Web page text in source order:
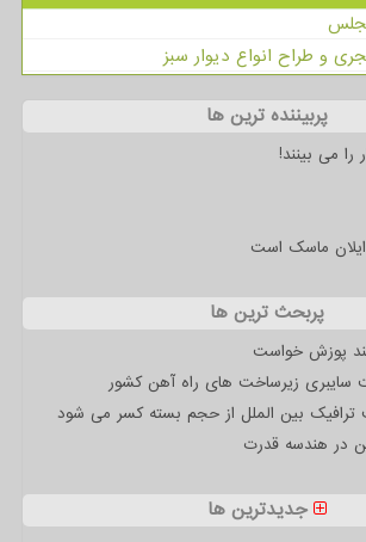
و طراح انواع دیوار سبز
پربیننده ترین ها
را می بینند!
ماسک است
پربحث ترین ها
پوزش خواست
سایبری زیرساخت های راه آهن کشور
ترافیک بین الملل از حجم بسته کسر می شود
در هندسه قدرت
جدیدترین ها